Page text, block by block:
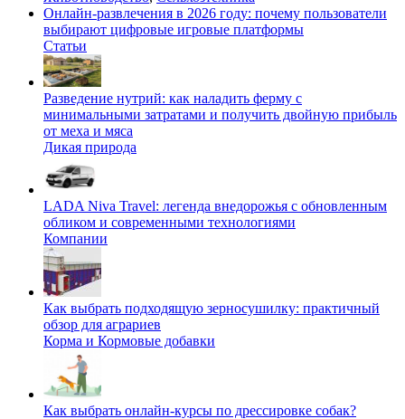
Онлайн-развлечения в 2026 году: почему пользователи
выбирают цифровые игровые платформы
Статьи
Разведение нутрий: как наладить ферму с
минимальными затратами и получить двойную прибыль
от меха и мяса
Дикая природа
LADA Niva Travel: легенда внедорожья с обновленным
обликом и современными технологиями
Компании
Как выбрать подходящую зерносушилку: практичный
обзор для аграриев
Корма и Кормовые добавки
Как выбрать онлайн-курсы по дрессировке собак?